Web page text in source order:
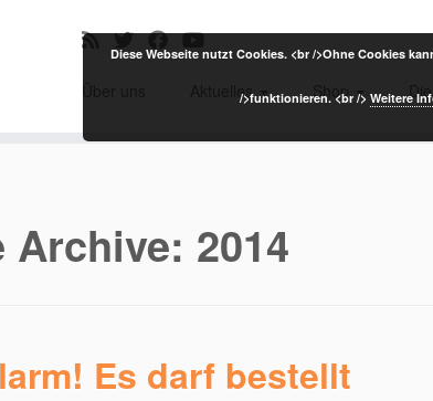
Aktuelles Shop
Archive: 2014
Es darf bestellt
Diese Webseite nutzt Cookies. <br />Ohne Cookies
/>funktionieren. <br /> Weitere